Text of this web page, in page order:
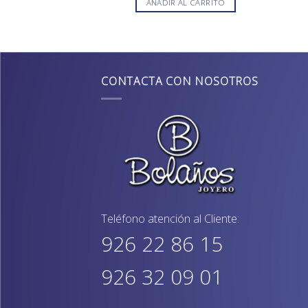
AÑADIR AL CARRITO
CONTACTA CON NOSOTROS
Teléfono atención al Cliente:
926 22 86 15
926 32 09 01